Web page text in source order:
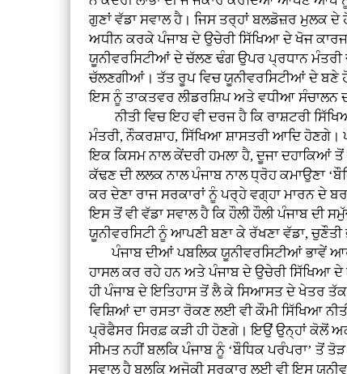
ਗੁਣਾਂ ਵੱਡਾ ਸਵਾਲ ਹੈ। ਜਿਸ ਤਰ੍ਹਾਂ ਬਲਡੋਜ਼ਰ ਮੁਲਕ ਦੇ
ਅਧੀਨ ਕਰਕੇ ਪੰਜਾਬ ਦੇ ਉਚੇਰੀ ਸਿੱਖਿਆ ਦੇ ਖੋਜ
ਯੂਨੀਵਰਸਿਟੀਆਂ ਦੇ ਚੱਲਣ ਢੰਗ ਉਪਰ ਪ੍ਰਧਾਨ
ਚੱਲਣਗੀਆਂ। ਤੱਤ ਰੂਪ ਵਿਚ ਯੂਨੀਵਰਸਿਟੀਆਂ ਦੇ ਬਣੇ
ਇਸ ਨੂੰ ਤਾਕਤਵਰ ਲੀਡਰਸ਼ਿਪ ਅਤੇ ਵਧੀਆ ਸੰਚਾਲਨ
ਨੀਤੀ ਵਿਚ ਇਹ ਵੀ ਦਰਜ ਹੈ ਕਿ ਰਾਸ਼ਟਰੀ
ਮੰਤਰੀ, ਨੌਕਰਸ਼ਾਹ, ਸਿੱਖਿਆ ਸ਼ਾਸਤਰੀ ਆਦਿ ਹੋਣਗੇ।
ਇਕ ਕਿਸਮ ਨਾਲ ਕੇਂਦਰੀ ਹਮਲਾ ਹੈ, ਦੂਜਾ
ਕੱਢਣ ਦੀ ਲਲਕ ਨਾਲ ਪੰਜਾਬ ਨਾਲ ਧ੍ਰੋਹ ਕਮਾਉਣਾ
ਕਰ ਦੇਣਾ ਰਾਜ ਸਰਕਾਰਾਂ ਨੂੰ ਪਰ੍ਹੇ ਵਗ੍ਹਾ ਮਾਰਨ ਦੇ
ਇਸ ਤੋਂ ਵੀ ਵੱਡਾ ਸਵਾਲ ਹੈ ਕਿ ਹੌਲੀ ਹੌਲੀ ਪੰਜਾਬ ਦੀ
ਯੂਨੀਵਰਸਿਟੀ ਨੂੰ ਆਪਣੀ ਬਣਾ ਕੇ ਰੱਖਣਾ ਵੱਡਾ,
ਪੰਜਾਬ ਦੀਆਂ ਪਬਲਿਕ ਯੂਨੀਵਰਸਿਟੀਆਂ ਭਾਵੇਂ
ਹਾਸਲ ਕਰ ਰਹੇ ਹਨ ਅਤੇ ਪੰਜਾਬ ਦੇ ਉਚੇਰੀ ਸਿੱਖਿਆ
ਹੀ ਪੰਜਾਬ ਦੇ ਇਤਿਹਾਸ ਤੋਂ ਲੈ ਕੇ ਸਿਆਸਤ ਦੇ ਖੇਤਰ
ਵਿਸ਼ਿਆਂ ਦਾ ਰਸਤਾ ਰੋਕਣ ਲਈ ਵੀ ਕੌਮੀ ਸਿੱਖਿਆ
ਪ੍ਰੋਫੈਸਰ ਸਿਰਫ਼ ਕੜੀ ਹੀ ਹੋਣਗੇ। ਇਉਂ ਉਨ੍ਹਾਂ ਕੋਲੋਂ
ਸੀਮਤ ਨਹੀਂ ਬਲਕਿ ਪੰਜਾਬ ਨੂੰ ‘ਬੌਧਿਕ ਪਰੰਪਰਾ’ ਤੋਂ
ਸਵਾਲ ਹੈ ਬਲਕਿ ਅਜੋਕੀ ਸਰਕਾਰ ਲਈ ਵੀ ਇਸ